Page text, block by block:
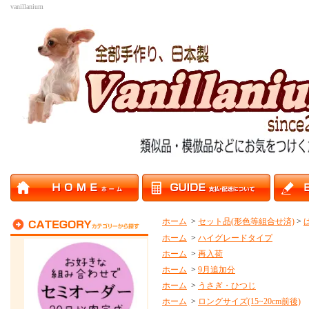
vanillanium
ホーム > セット品(形色等組合せ済) >
ホーム > ハイグレードタイプ
ホーム > 再入荷
ホーム > 9月追加分
ホーム > うさぎ・ひつじ
ホーム > ロングサイズ(15~20cm前後)